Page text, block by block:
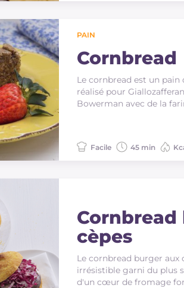
PAIN
Cornbread
Le cornbread est un pain
réalisé pour
Bowerman avec de la
Facile 45 min
cèpes
Le cornbread burger aux
irrésistible garni du plus
d'un cœur de fromage